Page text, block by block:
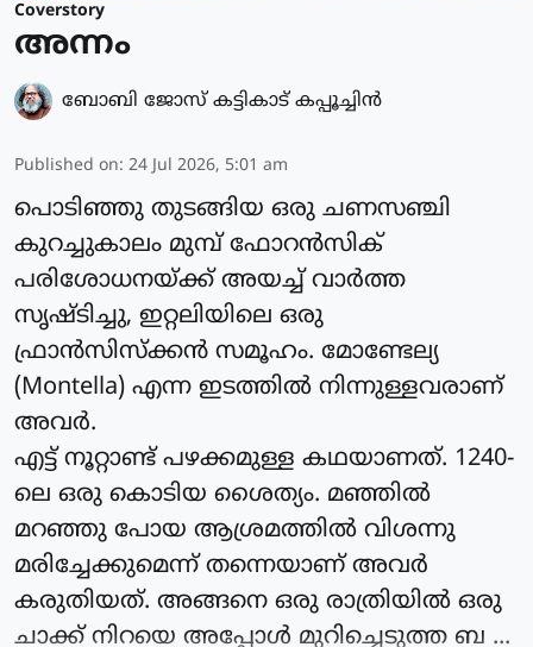
Coverstory
അന്നം
ബോബി ജോസ് കട്ടികാട് കപ്പൂച്ചിൻ
Published on: 24 Jul 2026, 5:01 am
പൊടിഞ്ഞു തുടങ്ങിയ ഒരു ചണസഞ്ചി
കുറച്ചുകാലം മുമ്പ് ഫോറൻസിക്
പരിശോധനയ്ക്ക് അയച്ച് വാർത്ത
സൃഷ്ടിച്ചു, ഇറ്റലിയിലെ ഒരു
ഫ്രാൻസിസ്ക്കൻ സമൂഹം. മോണ്ടേല്യ
(Montella) എന്ന ഇടത്തിൽ നിന്നുള്ളവരാണ്
അവർ.
എട്ട് നൂറ്റാണ്ട് പഴക്കമുള്ള കഥയാണത്. 1240-
ലെ ഒരു കൊടിയ ശൈത്യം. മഞ്ഞിൽ
മറഞ്ഞു പോയ ആശ്രമത്തിൽ വിശന്നു
മരിച്ചേക്കുമെന്ന് തന്നെയാണ് അവർ
കരുതിയത്. അങ്ങനെ ഒരു രാത്രിയിൽ ഒരു
ചാക്ക് നിറയെ അപ്പോൾ മുറിച്ചെടുത്ത ബ ...